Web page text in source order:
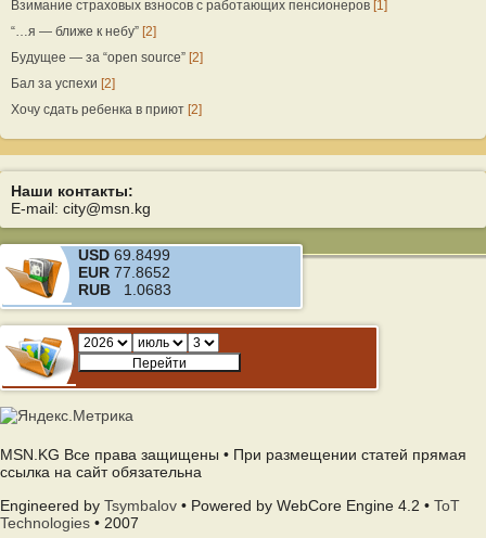
Взимание страховых взносов с работающих пенсионеров [1]
“…я — ближе к небу” [2]
Будущее — за “open source” [2]
Бал за успехи [2]
Хочу сдать ребенка в приют [2]
Наши контакты:
E-mail: city@msn.kg
USD 69.8499
EUR 77.8652
RUB 1.0683
MSN.KG Все права защищены • При размещении статей прямая
ссылка на сайт обязательна
Engineered by Tsymbalov • Powered by WebCore Engine 4.2 • ToT
Technologies • 2007